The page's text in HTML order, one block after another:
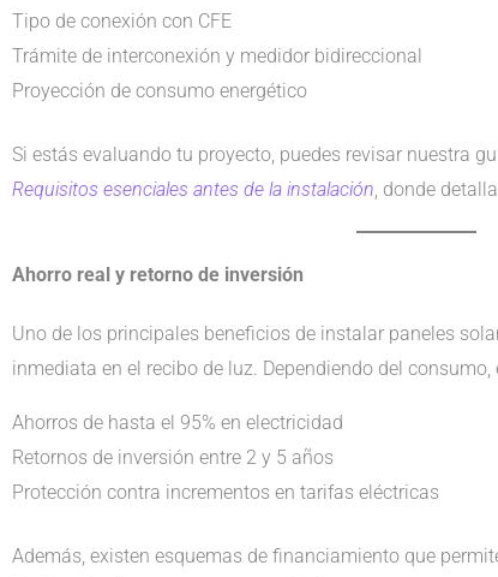
Tipo de conexión con CFE
Trámite de interconexión y medidor bidireccional
Proyección de consumo energético
Si estás evaluando tu proyecto, puedes revisar nuestra
Requisitos esenciales antes de la instalación , donde
Ahorro real y retorno de inversión
Uno de los principales beneficios de instalar paneles
inmediata en el recibo de luz. Dependiendo del consumo,
Ahorros de hasta el 95% en electricidad
Retornos de inversión entre 2 y 5 años
Protección contra incrementos en tarifas eléctricas
Además, existen esquemas de financiamiento que